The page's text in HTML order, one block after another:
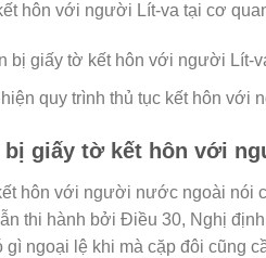
hôn với người Lít-va tại cơ
bị giấy tờ kết hôn với người Lít-
quy trình thủ tục kết hôn với
bị giấy tờ kết hôn với
hôn với người nước ngoài nói
thi hành bởi Điều 30, Nghị
gì ngoại lệ khi mà cặp đôi cũng